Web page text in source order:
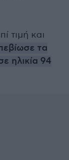
τιμή και
τα
ηλικία 94